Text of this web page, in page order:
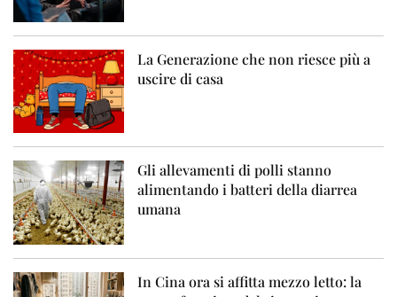
La Generazione che non riesce più a
uscire di casa
Gli allevamenti di polli stanno
alimentando i batteri della diarrea
umana
In Cina ora si affitta mezzo letto: la